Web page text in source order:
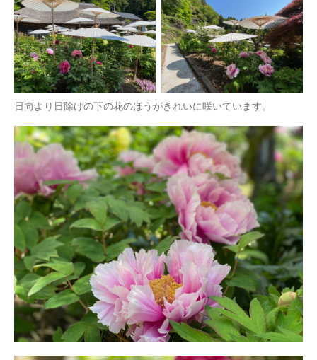
日向より日除けの下の花のほうがきれいに咲いています。